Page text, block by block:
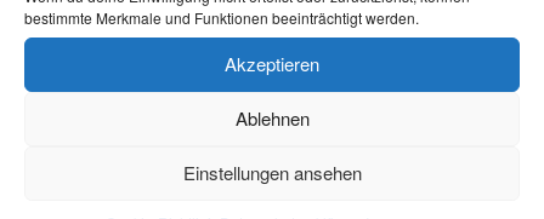
bestimmte Merkmale und Funktionen beeinträchtigt werden.
Akzeptieren
Ablehnen
Einstellungen ansehen
2025
Vorbei!
8:00 - 5:00